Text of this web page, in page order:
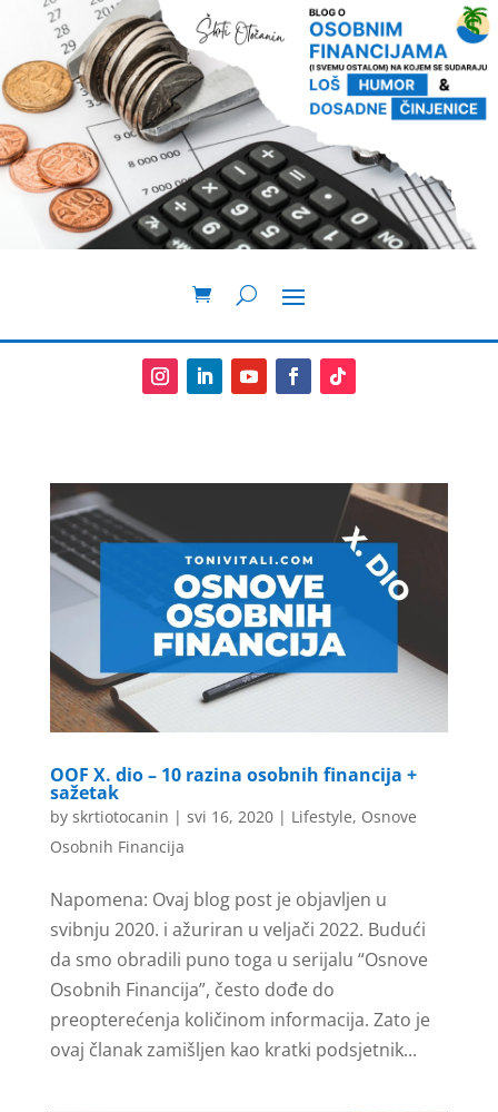
OOF X. dio – 10 razina osobnih financija +
sažetak
by skrtiotocanin | svi 16, 2020| Lifestyle, Osnove
Osobnih Financija
Napomena: Ovaj blog post je objavljen u
svibnju 2020. i ažuriran u veljači 2022. Budući
da smo obradili puno toga u serijalu “Osnove
Osobnih Financija”, često dođe do
preopterećenja količinom informacija. Zato je
ovaj članak zamišljen kao kratki podsjetnik...